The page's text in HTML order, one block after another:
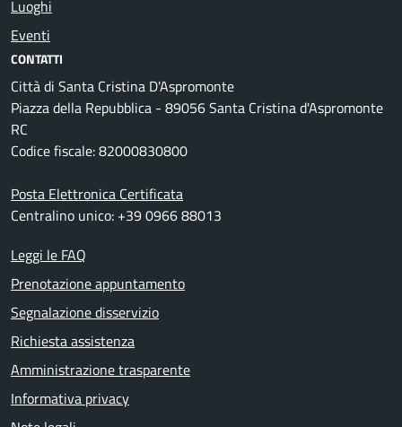
Luoghi
Eventi
CONTATTI
Città di Santa Cristina D'Aspromonte
Piazza della Repubblica - 89056 Santa Cristina d'Aspromonte
RC
Codice fiscale: 82000830800
Posta Elettronica Certificata
Centralino unico: +39 0966 88013
Leggi le FAQ
Prenotazione appuntamento
Segnalazione disservizio
Richiesta assistenza
Amministrazione trasparente
Informativa privacy